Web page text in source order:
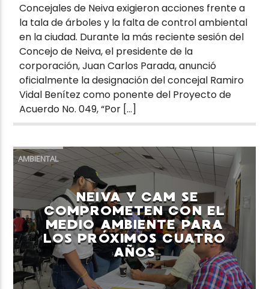
Concejales de Neiva exigieron acciones frente a
la tala de árboles y la falta de control ambiental
en la ciudad. Durante la más reciente sesión del
Concejo de Neiva, el presidente de la
corporación, Juan Carlos Parada, anunció
oficialmente la designación del concejal Ramiro
Vidal Benítez como ponente del Proyecto de
Acuerdo No. 049, “Por […]
AMBIENTAL
NEIVA Y CAM SE
COMPROMETEN CON EL
MEDIO AMBIENTE PARA
LOS PRÓXIMOS CUATRO
AÑOS